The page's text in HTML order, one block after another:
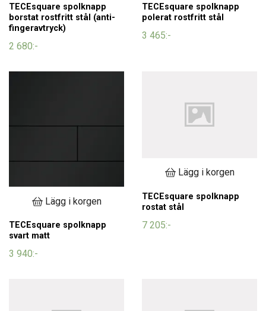
TECEsquare spolknapp
borstat rostfritt stål (anti-
fingeravtryck)
2 680:-
TECEsquare spolknapp
polerat rostfritt stål
3 465:-
Lägg i korgen
TECEsquare spolknapp
svart matt
3 940:-
Lägg i korgen
TECEsquare spolknapp
rostat stål
7 205:-